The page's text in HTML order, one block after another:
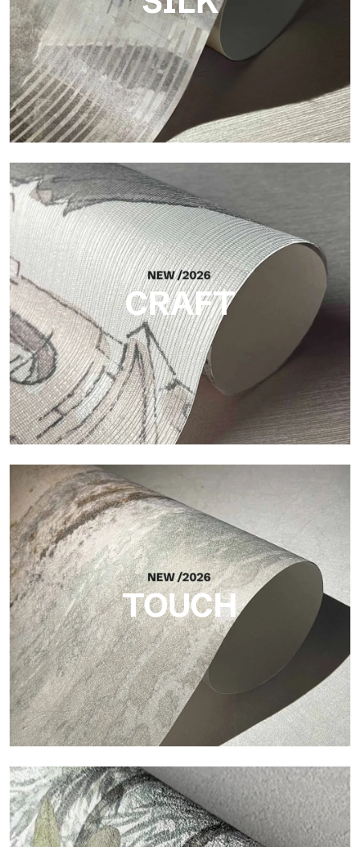
Silk
Helle und elegante Oberfläche mit feiner vertikaler Struktur,
die das Licht reflektiert und der Fläche Tiefe verleiht.
CRAFT
Craft
Oberfläche, inspiriert von natürlichen Fasern, mit einer
essentiellen Struktur, die der Fläche Balance, Tiefe und eine
elegante Materialität verleiht.
TOUCH
Touch
Oberfläche mit faseriger und unregelmäßiger Struktur und